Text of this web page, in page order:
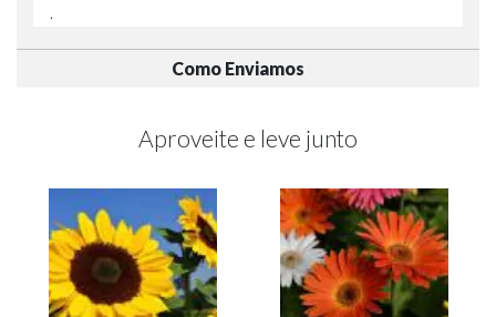
.
Como Enviamos
Aproveite e leve junto